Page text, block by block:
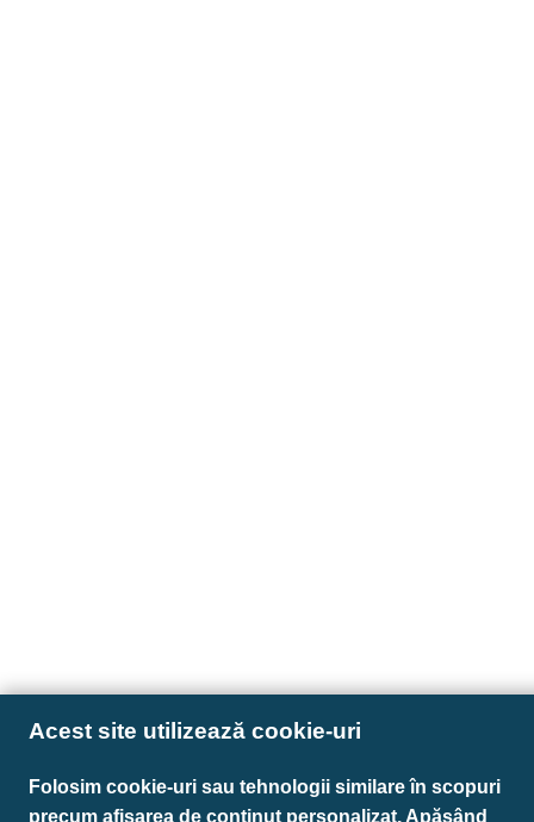
Acest site utilizează cookie-uri
Folosim cookie-uri sau tehnologii similare în scopuri
precum afișarea de conținut personalizat. Apăsând